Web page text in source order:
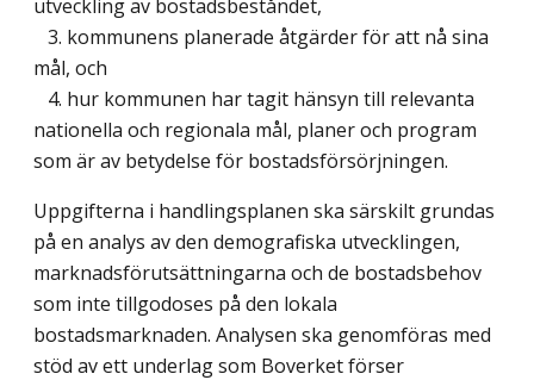
utveckling av bostadsbeståndet,
3. kommunens planerade åtgärder för att nå sina
mål, och
4. hur kommunen har tagit hänsyn till relevanta
nationella och regionala mål, planer och program
som är av betydelse för bostadsförsörjningen.
Uppgifterna i handlingsplanen ska särskilt grundas
på en analys av den demografiska utvecklingen,
marknadsförutsättningarna och de bostadsbehov
som inte tillgodoses på den lokala
bostadsmarknaden. Analysen ska genomföras med
stöd av ett underlag som Boverket förser